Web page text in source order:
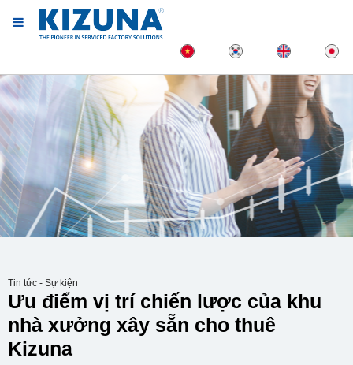
Tin tức - Sự kiện
Ưu điểm vị trí chiến lược của khu
nhà xưởng xây sẵn cho thuê
Kizuna